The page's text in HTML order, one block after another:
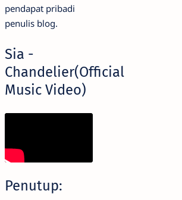
pendapat pribadi
penulis blog.
Sia -
Chandelier(Official
Music Video)
Penutup: